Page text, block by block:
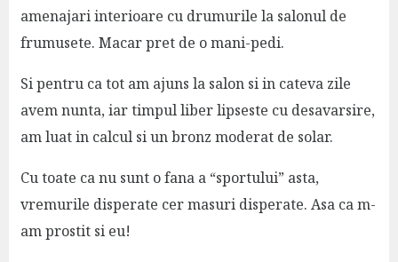
amenajari interioare cu drumurile la salonul de
frumusete. Macar pret de o mani-pedi.
Si pentru ca tot am ajuns la salon si in cateva zile
avem nunta, iar timpul liber lipseste cu desavarsire,
am luat in calcul si un bronz moderat de solar.
Cu toate ca nu sunt o fana a “sportului” asta,
vremurile disperate cer masuri disperate. Asa ca m-
am prostit si eu!